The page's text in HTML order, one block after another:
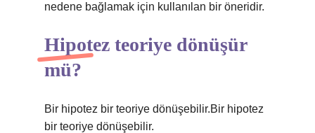
nedene bağlamak için kullanılan bir öneridir.
Hipotez teoriye dönüşür
mü?
Bir hipotez bir teoriye dönüşebilir.Bir hipotez
bir teoriye dönüşebilir.